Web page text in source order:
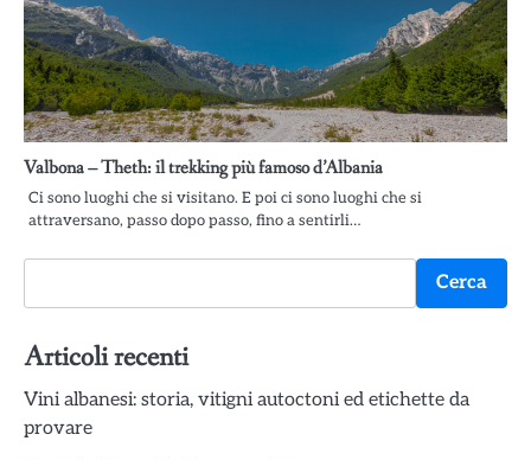
Valbona – Theth: il trekking più famoso d’Albania
Ci sono luoghi che si visitano. E poi ci sono luoghi che si
attraversano, passo dopo passo, fino a sentirli…
Cerca
Articoli recenti
Vini albanesi: storia, vitigni autoctoni ed etichette da
provare